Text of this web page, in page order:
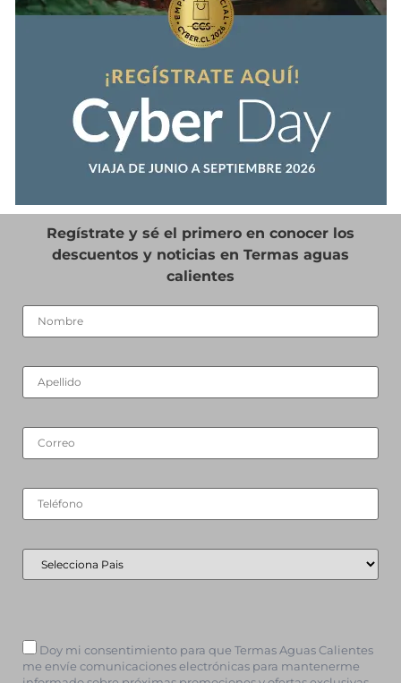
Regístrate y sé el primero en conocer los
descuentos y noticias en Termas aguas
calientes
Doy mi consentimiento para que Termas Aguas Calientes
me envíe comunicaciones electrónicas para mantenerme